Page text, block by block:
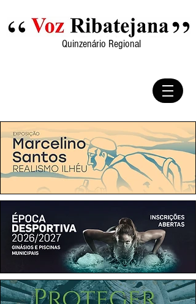
Quinzenário Regional